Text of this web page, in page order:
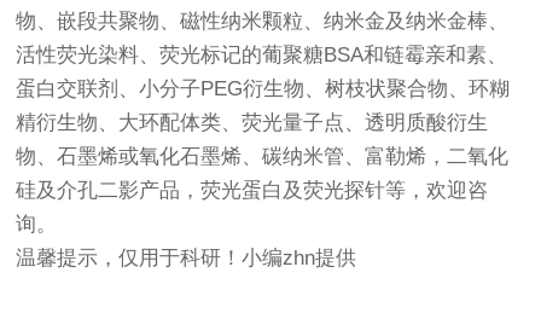
物、嵌段共聚物、磁性纳米颗粒、纳米金及纳米金棒、
活性荧光染料、荧光标记的葡聚糖BSA和链霉亲和素、
蛋白交联剂、小分子PEG衍生物、树枝状聚合物、环糊
精衍生物、大环配体类、荧光量子点、透明质酸衍生
物、石墨烯或氧化石墨烯、碳纳米管、富勒烯，二氧化
硅及介孔二影产品，荧光蛋白及荧光探针等，欢迎咨
询。
温馨提示，仅用于科研！小编zhn提供